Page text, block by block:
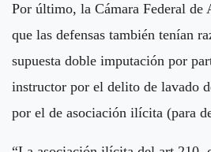
Por último, la Cámara Federal de
que las defensas también tenían
supuesta doble imputación por
instructor por el delito de lavado
por el de asociación ilícita (para